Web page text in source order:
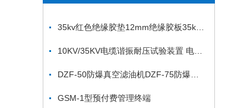
GSM-1型预付费管理终端